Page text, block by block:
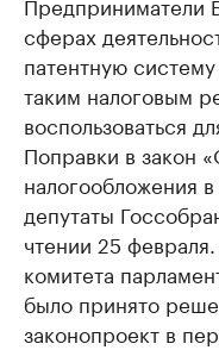
сферах
патентную
таким налоговым
воспользоваться
Поправки в закон
налогообложения
депутаты
чтении 25
комитета
было принято
законопроект в